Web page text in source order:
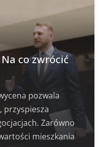
co zwrócić
pozwala
przyspiesza
Zarówno
mieszkania